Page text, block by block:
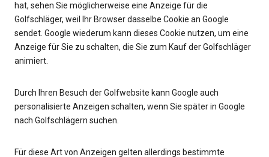
hat, sehen Sie möglicherweise eine Anzeige für die
Golfschläger, weil Ihr Browser dasselbe Cookie an Google
sendet. Google wiederum kann dieses Cookie nutzen, um eine
Anzeige für Sie zu schalten, die Sie zum Kauf der Golfschläger
animiert.
Durch Ihren Besuch der Golfwebsite kann Google auch
personalisierte Anzeigen schalten, wenn Sie später in Google
nach Golfschlägern suchen.
Für diese Art von Anzeigen gelten allerdings bestimmte